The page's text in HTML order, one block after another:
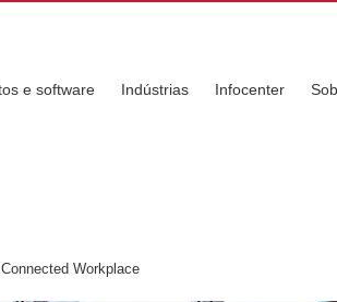
e software Indústrias Infocenter
Workplace